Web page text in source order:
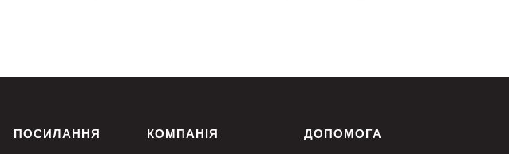
ПОСИЛАННЯ КОМПАНІЯ ДОПОМОГА